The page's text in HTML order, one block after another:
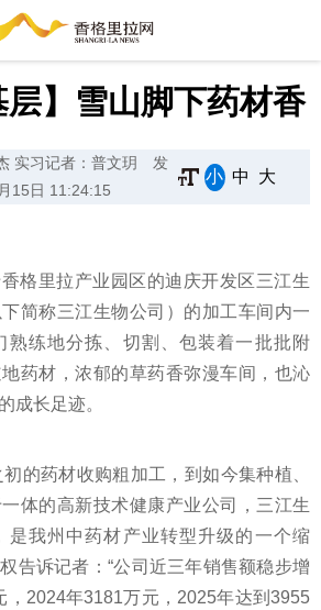
层】雪山脚下药材香
实习记者：普文玥
发
15日 11:24:15
小 中 大
格里拉产业园区的迪庆开发区三江生
简称三江生物公司）的加工车间内一
熟练地分拣、切割、包装着一批批附
药材，浓郁的草药香弥漫车间，也沁
成长足迹。
的药材收购粗加工，到如今集种植、
体的高新技术健康产业公司，三江生
是我州中药材产业转型升级的一个缩
告诉记者：“公司近三年销售额稳步增
，2024年3181万元，2025年达到3955